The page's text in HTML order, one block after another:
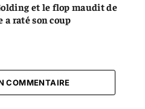
et le flop maudit de
a raté son coup
COMMENTAIRE